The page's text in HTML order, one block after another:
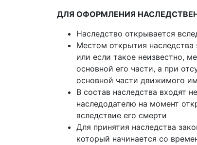
ДЛЯ ОФОРМЛЕНИЯ
Наследство открывается
Местом открытия наследства
или если такое неизвестно,
основной его части, а при
основной части движимого
В состав наследства входят
наследодателю на момент
вследствие его смерти
Для принятия наследства
который начинается со